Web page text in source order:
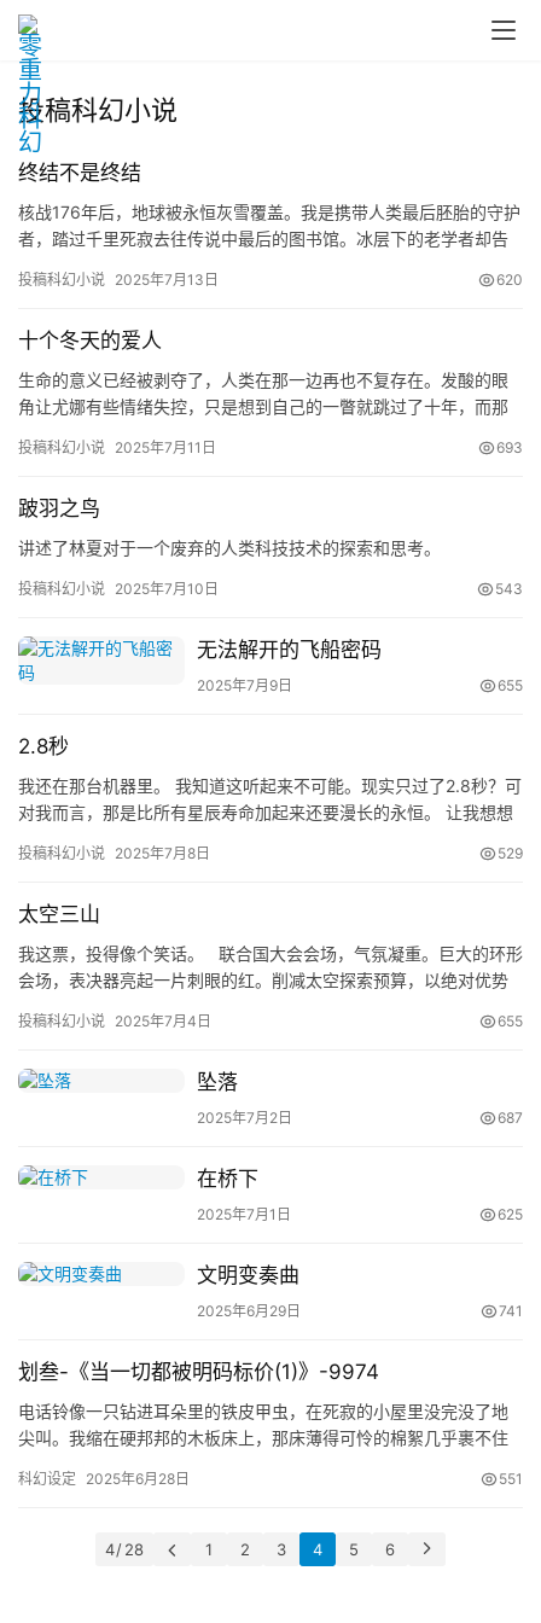
重
力
科
征
文
稿
文
章
幻
资
讯
主
题
小
投稿科幻小说
终结不是终结
核战176年后，地球被永恒灰雪覆盖。我是携带人类最后胚胎的守护
者，踏过千里死寂去往传说中最后的图书馆。冰层下的老学者却告
投稿科幻小说 2025年7月13日 620
十个冬天的爱人
生命的意义已经被剥夺了，人类在那一边再也不复存在。发酸的眼
角让尤娜有些情绪失控，只是想到自己的一瞥就跳过了十年，而那
投稿科幻小说 2025年7月11日 693
跛羽之鸟
讲述了林夏对于一个废弃的人类科技技术的探索和思考。
投稿科幻小说 2025年7月10日 543
无法解开的飞船密码
2025年7月9日 655
2.8秒
我还在那台机器里。 我知道这听起来不可能。现实只过了2.8秒？可
对我而言，那是比所有星辰寿命加起来还要漫长的永恒。 让我想想
投稿科幻小说 2025年7月8日 529
太空三山
我这票，投得像个笑话。 联合国大会会场，气氛凝重。巨大的环形
会场，表决器亮起一片刺眼的红。削减太空探索预算，以绝对优势
投稿科幻小说 2025年7月4日 655
坠落
2025年7月2日 687
在桥下
2025年7月1日 625
文明变奏曲
2025年6月29日 741
划叁-《当一切都被明码标价(1)》-9974
电话铃像一只钻进耳朵里的铁皮甲虫，在死寂的小屋里没完没了地
尖叫。我缩在硬邦邦的木板床上，那床薄得可怜的棉絮几乎裹不住
悬在头…
科幻设定 2025年6月28日 551
4 / 28 1 2 3 4 5 6